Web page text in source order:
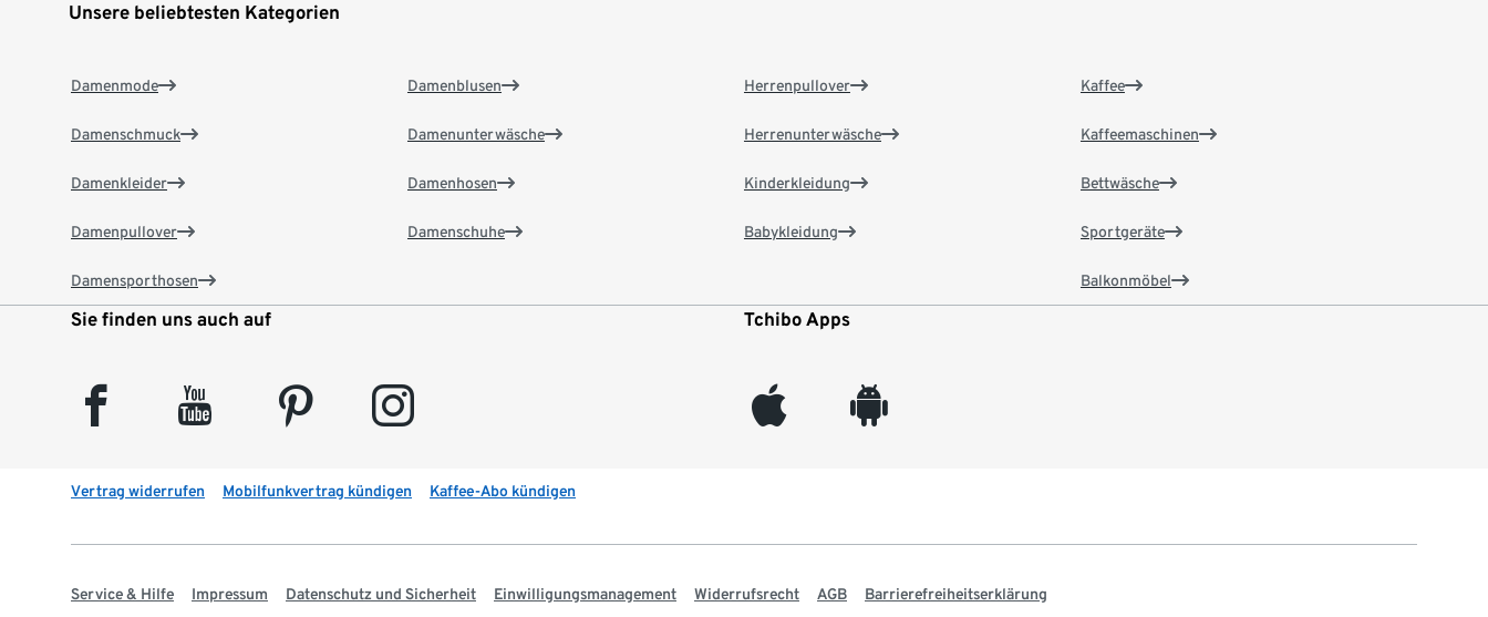
Unsere beliebtesten Kategorien
Damenmode
Damenschmuck
Damenkleider
Damenpullover
Damensporthosen
Damenblusen
Damenunterwäsche
Damenhosen
Damenschuhe
Herrenpullover
Herrenunterwäsche
Kinderkleidung
Babykleidung
Kaffee
Kaffeemaschinen
Bettwäsche
Sportgeräte
Balkonmöbel
Sie finden uns auch auf
facebook youtube pinterest instagram
Tchibo Apps
appleinc android
Vertrag widerrufen Mobilfunkvertrag kündigen Kaffee-Abo kündigen
Service & Hilfe Impressum Datenschutz und Sicherheit Einwilligungsmanagement Widerrufsrecht AGB Barrierefreiheitserklärung